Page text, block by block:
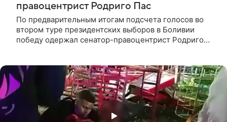
правоцентрист Родриго Пас
По предварительным итогам подсчета голосов во
втором туре президентских выборов в Боливии
победу одержал сенатор-правоцентрист Родриго
президентский пост, Хорхе «Туто» Кирога, получил
45,5%.